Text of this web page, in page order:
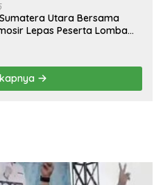
Utara Bersama
Lepas Peserta Lomba